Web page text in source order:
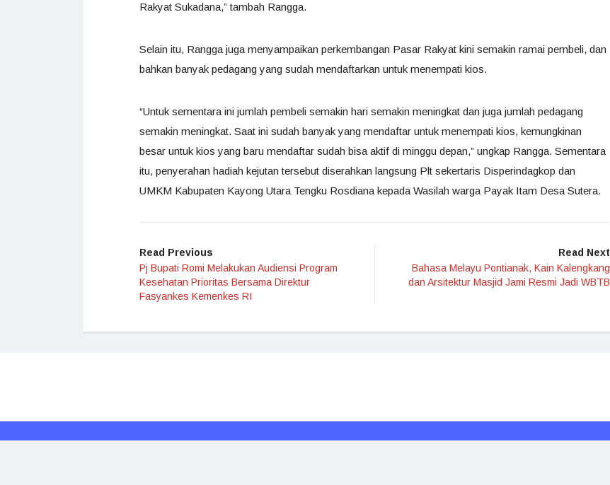
Rakyat Sukadana,” tambah Rangga.
Selain itu, Rangga juga menyampaikan perkembangan Pasar Rakyat kini semakin ramai pembeli, dan
bahkan banyak pedagang yang sudah mendaftarkan untuk menempati kios.
“Untuk sementara ini jumlah pembeli semakin hari semakin meningkat dan juga jumlah pedagang
semakin meningkat. Saat ini sudah banyak yang mendaftar untuk menempati kios, kemungkinan
besar untuk kios yang baru mendaftar sudah bisa aktif di minggu depan,” ungkap Rangga. Sementara
itu, penyerahan hadiah kejutan tersebut diserahkan langsung Plt sekertaris Disperindagkop dan
UMKM Kabupaten Kayong Utara Tengku Rosdiana kepada Wasilah warga Payak Itam Desa Sutera.
Read Previous
Pj Bupati Romi Melakukan Audiensi Program
Kesehatan Prioritas Bersama Direktur
Fasyankes Kemenkes RI
Read Next
Bahasa Melayu Pontianak, Kain Kalengkang
dan Arsitektur Masjid Jami Resmi Jadi WBTB